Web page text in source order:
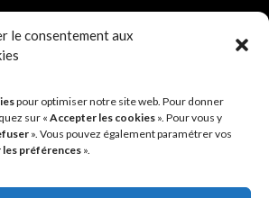
le consentement aux
pour optimiser notre site web. Pour donner
sur « Accepter les cookies ». Pour vous y
». Vous pouvez également paramétrer vos
les préférences ».
Générale du Club
de Brochon (21)
de Brochon (21)